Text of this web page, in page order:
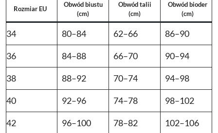
Rozmiar EU
Obwód biustu
(cm)
Obwód talii
(cm)
Obwód bioder
(cm)
34 80–84 62–66 86–90
36 84–88 66–70 90–94
38 88–92 70–74 94–98
40 92–96 74–78 98–102
42 96–100 78–82 102–106